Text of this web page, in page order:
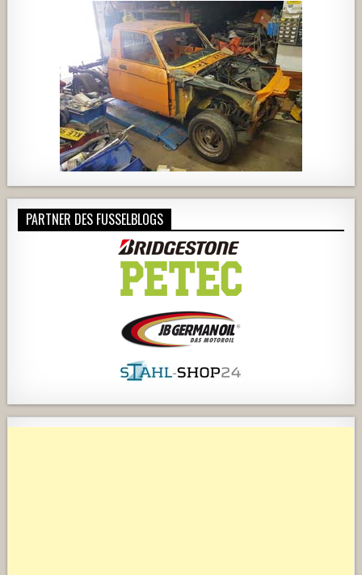
PARTNER DES FUSSELBLOGS